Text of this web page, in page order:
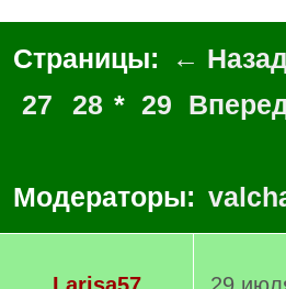
Страницы: ←
27
28 * 29
Модераторы: